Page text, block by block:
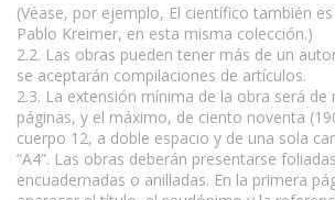
(Véase, por ejemplo, El científico también
Pablo Kreimer, en esta misma colección.)
2.2. Las obras pueden tener más de un
se aceptarán compilaciones de artículos.
2.3. La extensión mínima de la obra será de
páginas, y el máximo, de ciento noventa
cuerpo 12, a doble espacio y de una sola
“A4”. Las obras deberán presentarse
encuadernadas o anilladas. En la primera